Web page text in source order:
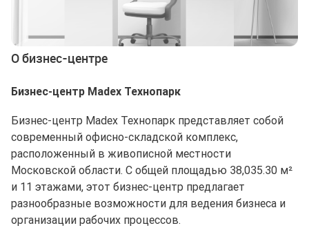
О бизнес-центре
Бизнес-центр Madex Технопарк
Бизнес-центр Madex Технопарк представляет собой
современный офисно-складской комплекс,
расположенный в живописной местности
Московской области. С общей площадью 38,035.30 м²
и 11 этажами, этот бизнес-центр предлагает
разнообразные возможности для ведения бизнеса и
организации рабочих процессов.